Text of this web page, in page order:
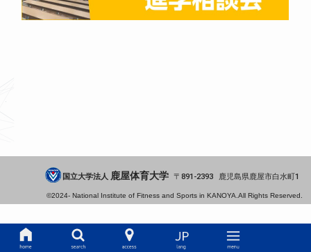
国立大学法人 鹿屋体育大学 891-2393 鹿児島県鹿屋市白水町1
©2024- National Institute of Fitness and Sports in KANOYA.All Rights Reserved.